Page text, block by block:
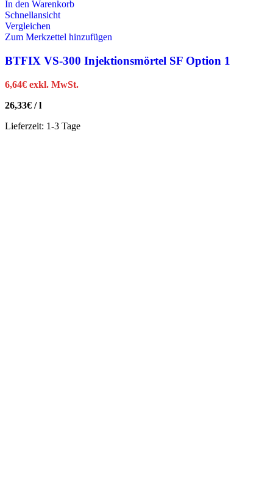
In den Warenkorb
Schnellansicht
Vergleichen
Zum Merkzettel hinzufügen
BTFIX VS-300 Injektionsmörtel SF Option 1
6,64€ exkl. MwSt.
26,33€ /l
Lieferzeit: 1-3 Tage